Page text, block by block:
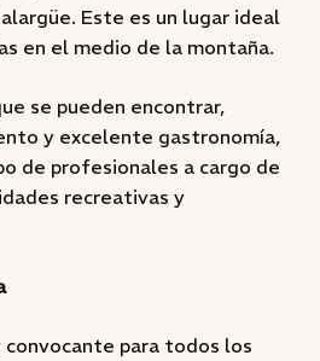
Este es un lugar ideal
en el medio de la montaña.
se pueden encontrar,
y excelente gastronomía,
de profesionales a cargo de
recreativas y
para todos los